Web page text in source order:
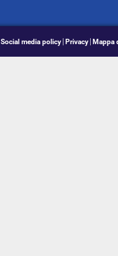
Social media policy Privacy Mappa